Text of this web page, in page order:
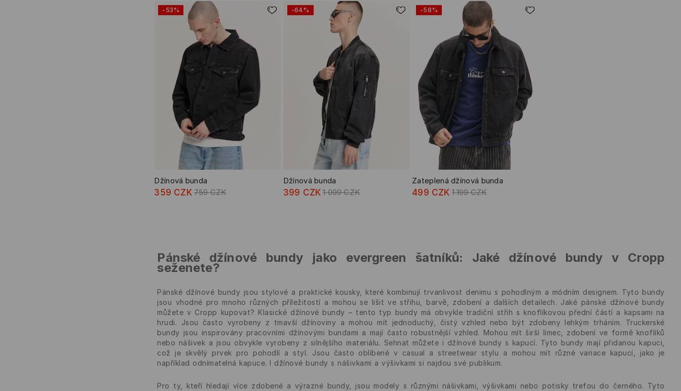
-53%
Džínová bunda
359 CZK 759 CZK
-64%
Džínová bunda
399 CZK 1 099 CZK
-58%
Zateplená džínová bunda
499 CZK 1 199 CZK
Pánské džínové bundy jako evergreen šatníků: Jaké džínové bundy v Cropp
seženete?
Pánské džínové bundy jsou stylové a praktické kousky, které kombinují trvanlivost denimu s pohodlným a módním designem. Tyto bundy
jsou vhodné pro mnoho různých příležitostí a mohou se lišit ve střihu, barvě, zdobení a dalších detailech. Jaké pánské džínové bundy
můžete v Cropp kupovat? Klasické džínové bundy – tento typ bundy má obvykle tradiční střih s knoflíkovou přední částí a kapsami na
hrudi. Jsou často vyrobeny z tmavší džínoviny a mohou mít jednoduchý, čistý vzhled nebo být zdobeny lehkým trháním. Truckerské
bundy jsou inspirovány pracovními džínovými bundami a mají často robustnější vzhled. Mohou mít širší límec, zdobení ve formě knoflíků
nebo nášivek a jsou obvykle vyrobeny z silnějšího materiálu. Sehnat můžete i džínové bundy s kapucí. Tyto bundy mají přidanou kapuci,
což je skvělý prvek pro pohodlí a styl. Jsou často oblíbené v casual a streetwear stylu a mohou mít různé variace kapucí, jako je
například odnímatelná kapuce. I džínové bundy s nášivkami a výšivkami si najdou své publikum.
Pro ty, kteří hledají více zdobené a výrazné bundy, jsou modely s různými nášivkami, výšivkami nebo potisky trefou do černého. Tyto